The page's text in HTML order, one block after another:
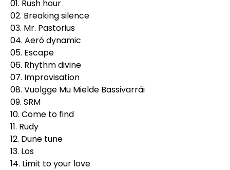
01. Rush hour
02. Breaking silence
03. Mr. Pastorius
04. Aeró dynamic
05. Escape
06. Rhythm divine
07. Improvisation
08. Vuolgge Mu Mielde Bassivarrái
09. SRM
10. Come to find
11. Rudy
12. Dune tune
13. Los
14. Limit to your love